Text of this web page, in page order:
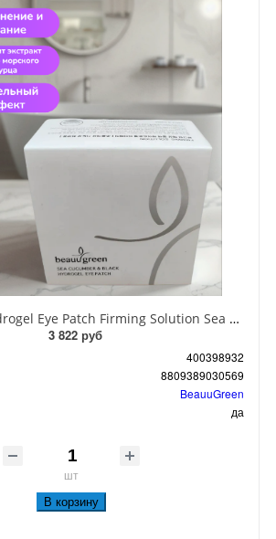
BeauuGreen Hydrogel Eye Patch Firming Solution Sea Cocumber & Black Гидрогелевые патчи для кожи вокруг глаз с экстрактом черного морского огурца 60 шт 90 гр
3 822 руб
400398932
8809389030569
BeauuGreen
да
шт
В корзину